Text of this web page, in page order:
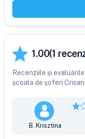
1.00(1
Recenziile și
școala de șoferi
B. Krisztina